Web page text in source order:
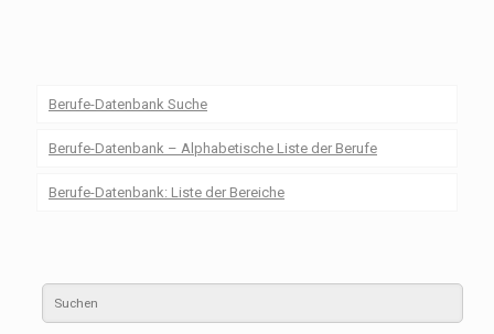
Berufe-Datenbank Suche
Berufe-Datenbank – Alphabetische Liste der Berufe
Berufe-Datenbank: Liste der Bereiche